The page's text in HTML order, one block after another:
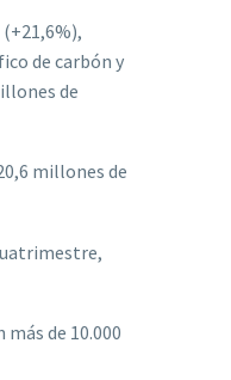
de carbón y
de
millones de
de 10.000